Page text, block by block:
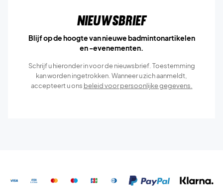
Nieuwsbrief
Blijf op de hoogte van nieuwe badmintonartikelen
en -evenementen.
Schrijf u hieronder in voor de nieuwsbrief. Toestemming
kan worden ingetrokken. Wanneer u zich aanmeldt,
accepteert u ons beleid voor persoonlijke gegevens.